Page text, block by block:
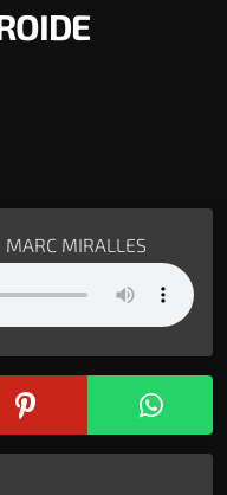
MARC MIRALLES